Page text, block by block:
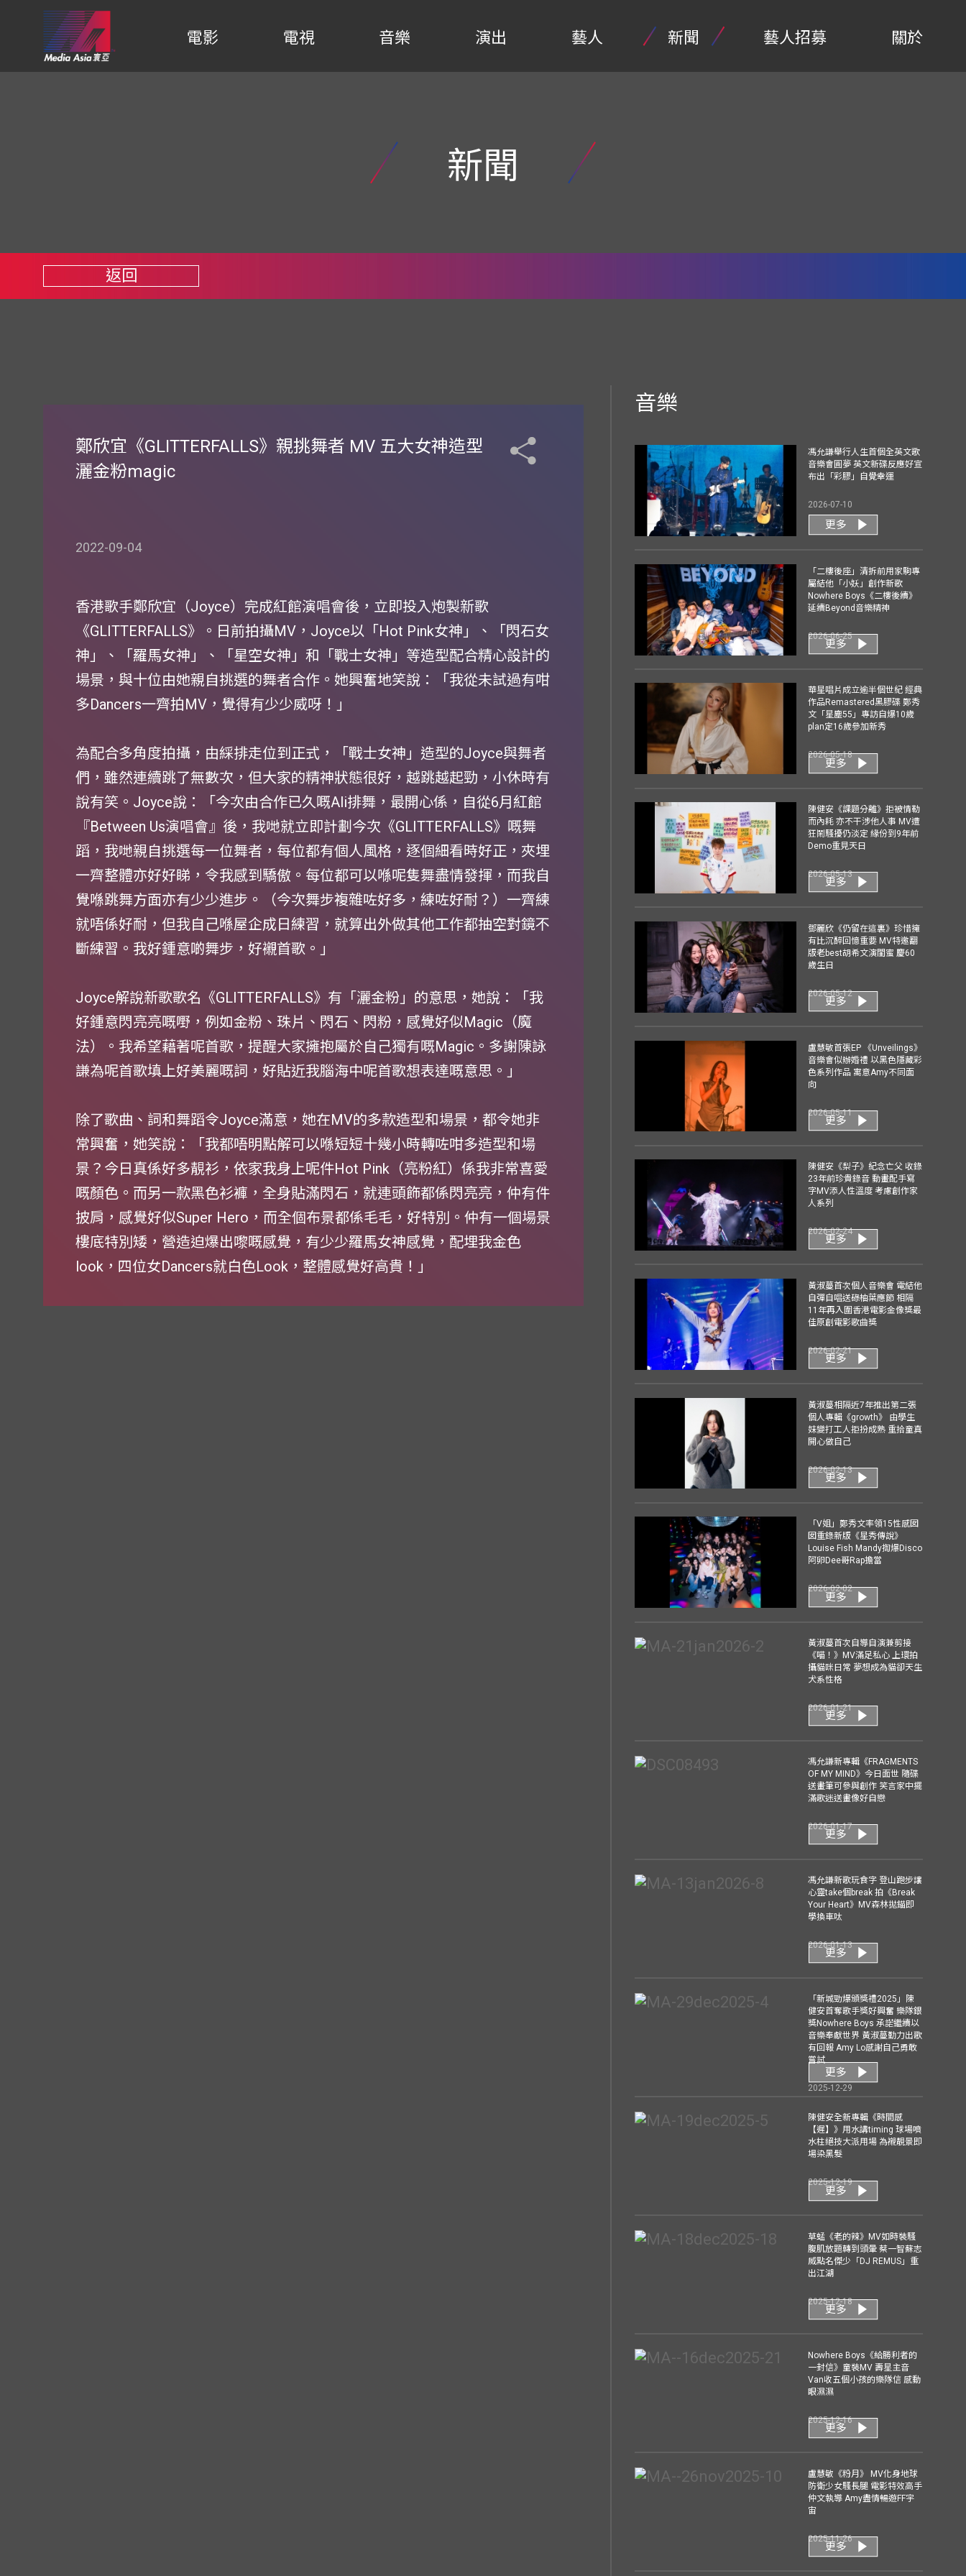
電影 電視 音樂 演出 藝人 新聞 藝人招募 關於
新聞
返回
鄭欣宜《GLITTERFALLS》親挑舞者 MV 五大女神造型
灑金粉magic
2022-09-04
香港歌手鄭欣宜（Joyce）完成紅館演唱會後，立即投入炮製新歌
《GLITTERFALLS》。日前拍攝MV，Joyce以「Hot Pink女神」、「閃石女
神」、「羅馬女神」、「星空女神」和「戰士女神」等造型配合精心設計的
場景，與十位由她親自挑選的舞者合作。她興奮地笑說：「我從未試過有咁
多Dancers一齊拍MV，覺得有少少威呀！」
為配合多角度拍攝，由綵排走位到正式，「戰士女神」造型的Joyce與舞者
們，雖然連續跳了無數次，但大家的精神狀態很好，越跳越起勁，小休時有
說有笑。Joyce說：「今次由合作已久嘅Ali排舞，最開心係，自從6月紅館
『Between Us演唱會』後，我哋就立即計劃今次《GLITTERFALLS》嘅舞
蹈，我哋親自挑選每一位舞者，每位都有個人風格，逐個細看時好正，夾埋
一齊整體亦好好睇，令我感到驕傲。每位都可以喺呢隻舞盡情發揮，而我自
覺喺跳舞方面亦有少少進步。（今次舞步複雜咗好多，練咗好耐？）一齊練
就唔係好耐，但我自己喺屋企成日練習，就算出外做其他工作都抽空對鏡不
斷練習。我好鍾意啲舞步，好襯首歌。」
Joyce解說新歌歌名《GLITTERFALLS》有「灑金粉」的意思，她說：「我
好鍾意閃亮亮嘅嘢，例如金粉、珠片、閃石、閃粉，感覺好似Magic（魔
法）。我希望藉著呢首歌，提醒大家擁抱屬於自己獨有嘅Magic。多謝陳詠
謙為呢首歌填上好美麗嘅詞，好貼近我腦海中呢首歌想表達嘅意思。」
除了歌曲、詞和舞蹈令Joyce滿意，她在MV的多款造型和場景，都令她非
常興奮，她笑說：「我都唔明點解可以喺短短十幾小時轉咗咁多造型和場
景？今日真係好多靚衫，依家我身上呢件Hot Pink（亮粉紅）係我非常喜愛
嘅顏色。而另一款黑色衫褲，全身貼滿閃石，就連頭飾都係閃亮亮，仲有件
披肩，感覺好似Super Hero，而全個布景都係毛毛，好特別。仲有一個場景
樓底特別矮，營造迫爆出嚟嘅感覺，有少少羅馬女神感覺，配埋我金色
look，四位女Dancers就白色Look，整體感覺好高貴！」
音樂
馮允謙舉行人生首個全英文歌
音樂會圓夢 英文新碟反應好宣
布出「彩膠」自覺幸運
2026-07-10
更多
「二樓後座」清拆前用家駒專
屬結他「小妖」創作新歌
Nowhere Boys《二樓後續》
延續Beyond音樂精神
2026-06-25
更多
華星唱片成立逾半個世紀 經典
作品Remastered黑膠碟 鄭秀
文「星塵55」專訪自爆10歲
plan定16歲參加新秀
2026-05-18
更多
陳健安《課題分離》拒被情勒
而內耗 亦不干涉他人事 MV遭
狂鬧騷擾仍淡定 緣份到9年前
Demo重見天日
2026-05-13
更多
鄧麗欣《仍留在這裏》珍惜擁
有比沉醉回憶重要 MV特邀翻
版老best胡希文演閨蜜 慶60
歲生日
2026-05-12
更多
盧慧敏首張EP 《Unveilings》
音樂會似辦婚禮 以黑色隱藏彩
色系列作品 寓意Amy不同面
向
2026-05-11
更多
陳健安《梨子》紀念亡父 收錄
23年前珍貴錄音 動畫配手寫
字MV添人性溫度 考慮創作家
人系列
2026-02-24
更多
黃淑蔓首次個人音樂會 電結他
自彈自唱送碌柚葉應節 相隔
11年再入圍香港電影金像獎最
佳原創電影歌曲獎
2026-02-21
更多
黃淑蔓相隔近7年推出第二張
個人專輯《growth》 由學生
妹變打工人拒扮成熟 重拾童真
開心做自己
2026-02-13
更多
「V姐」鄭秀文率領15性感囡
囡重錄新版《星秀傳說》
Louise Fish Mandy揈爆Disco
阿卵Dee哥Rap擔當
2026-02-02
更多
黃淑蔓首次自導自演兼剪接
《喵！》MV滿足私心 上環拍
攝貓咪日常 夢想成為貓卻天生
犬系性格
2026-01-21
更多
馮允謙新專輯《FRAGMENTS
OF MY MIND》今日面世 隨碟
送畫筆可參與創作 笑言家中擺
滿歌迷送畫像好自戀
2026-01-17
更多
馮允謙新歌玩食字 登山跑步讓
心靈take個break 拍《Break
Your Heart》MV森林拋錨即
學換車呔
2026-01-13
更多
「新城勁爆頒獎禮2025」陳
健安首奪歌手獎好興奮 樂隊銀
獎Nowhere Boys 承諾繼續以
音樂奉獻世界 黃淑蔓勤力出歌
有回報 Amy Lo感謝自己勇敢
嘗試
2025-12-29
更多
陳健安全新專輯《時間感
【遲】》用水講timing 球場噴
水柱絕技大派用場 為襯靚景即
場染黑髮
2025-12-19
更多
草蜢《老的辣》MV如時裝騷
腹肌放題轉到頭暈 蔡一智蘇志
威點名傑少「DJ REMUS」重
出江湖
2025-12-18
更多
Nowhere Boys《給勝利者的
一封信》童裝MV 壽星主音
Van收五個小孩的樂隊信 感動
眼濕濕
2025-12-16
更多
盧慧敏《粉月》 MV化身地球
防衛少女騷長腿 電影特效高手
仲文執導 Amy盡情暢遊FF宇
宙
2025-11-26
更多